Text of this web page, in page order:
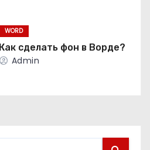
WORD
Как сделать фон в Ворде?
Admin